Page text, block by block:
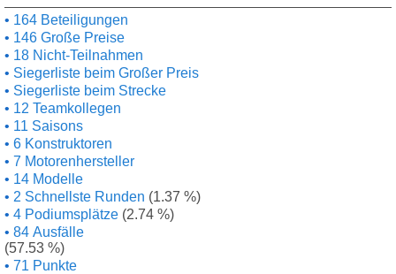
164 Beteiligungen
146 Große Preise
18 Nicht-Teilnahmen
Siegerliste beim Großer Preis
Siegerliste beim Strecke
12 Teamkollegen
11 Saisons
6 Konstruktoren
7 Motorenhersteller
14 Modelle
2 Schnellste Runden (1.37 %)
4 Podiumsplätze (2.74 %)
84 Ausfälle
(57.53 %)
71 Punkte